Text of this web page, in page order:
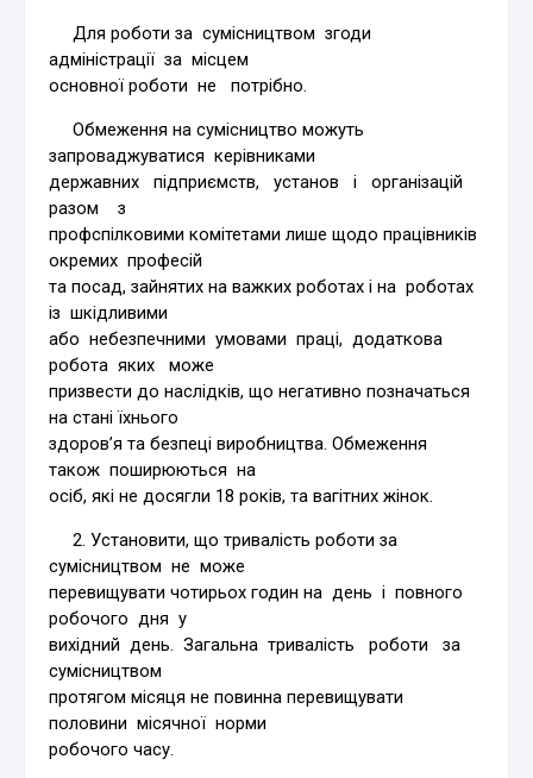
Для роботи за сумісництвом згоди
адміністрації за місцем
основної роботи не потрібно.
Обмеження на сумісництво можуть
запроваджуватися керівниками
державних підприємств, установ і організацій
разом з
профспілковими комітетами лише щодо працівників
окремих професій
та посад, зайнятих на важких роботах і на роботах
із шкідливими
або небезпечними умовами праці, додаткова
робота яких може
призвести до наслідків, що негативно позначаться
на стані їхнього
здоров’я та безпеці виробництва. Обмеження
також поширюються на
осіб, які не досягли 18 років, та вагітних жінок.
2. Установити, що тривалість роботи за
сумісництвом не може
перевищувати чотирьох годин на день і повного
робочого дня у
вихідний день. Загальна тривалість роботи за
сумісництвом
протягом місяця не повинна перевищувати
половини місячної норми
робочого часу.